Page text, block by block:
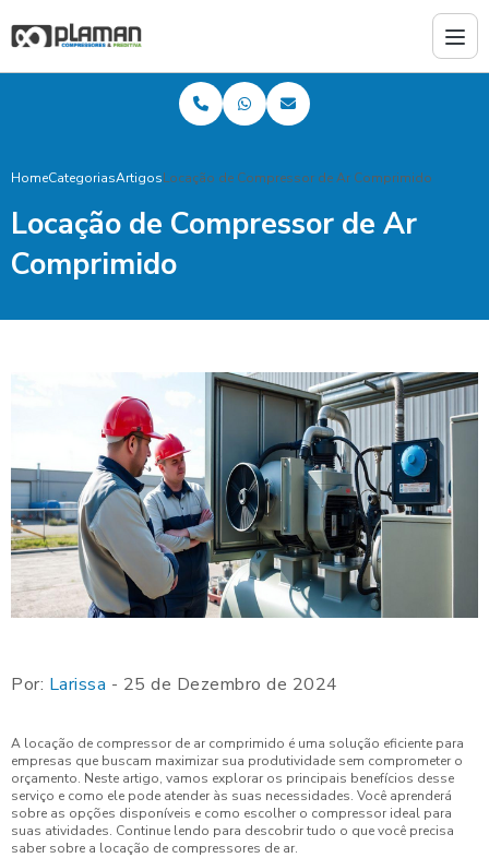
HomeCategoriasArtigosLocação de Compressor de Ar Comprimido
Locação de Compressor de Ar
Comprimido
Por: Larissa - 25 de Dezembro de 2024
A locação de compressor de ar comprimido é uma solução eficiente para
empresas que buscam maximizar sua produtividade sem comprometer o
orçamento. Neste artigo, vamos explorar os principais benefícios desse
serviço e como ele pode atender às suas necessidades. Você aprenderá
sobre as opções disponíveis e como escolher o compressor ideal para
suas atividades. Continue lendo para descobrir tudo o que você precisa
saber sobre a locação de compressores de ar.